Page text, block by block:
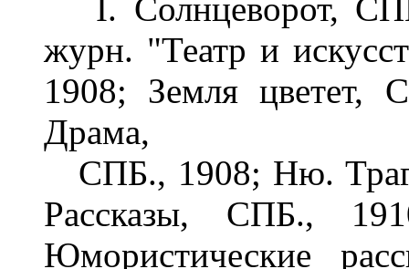
I. Солнцеворот,
журн. "Театр и
1908; Земля цветет,
Драма,
СПБ., 1908; Ню.
Рассказы, СПБ.,
Юмористические